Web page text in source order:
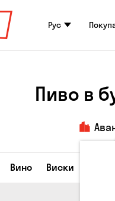
Рус
Пиво в
Вино Виски